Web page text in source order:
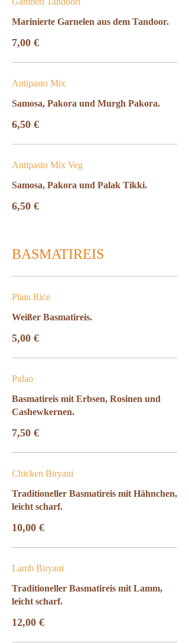
Marinierte Garnelen aus dem Tandoor.
7,00 €
Antipasto Mix
Samosa, Pakora und Murgh Pakora.
6,50 €
Antipasto Mix Veg
Samosa, Pakora und Palak Tikki.
6,50 €
BASMATIREIS
Plain Rice
Weißer Basmatireis.
5,00 €
Pulao
Basmatireis mit Erbsen, Rosinen und
Cashewkernen.
7,50 €
Chicken Biryani
Traditioneller Basmatireis mit Hähnchen,
leicht scharf.
10,00 €
Lamb Biryani
Traditioneller Basmatireis mit Lamm,
leicht scharf.
12,00 €